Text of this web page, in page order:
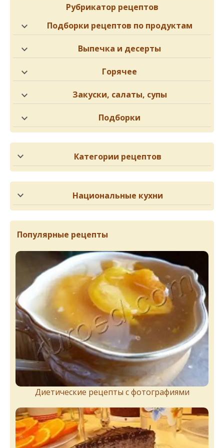
Рубрикатор рецептов
Подборки рецептов по продуктам
Выпечка и десерты
Горячее
Закуски, салаты, супы
Подборки
Категории рецептов
Национальные кухни
Популярные рецепты
Диетические рецепты с фотографиями